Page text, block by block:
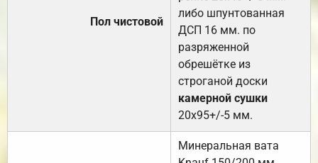
Пол чистовой
либо шпунтованная
ДСП 16 мм. по
разряженной
обрешётке из
строганой доски
камерной сушки
20х95+/-5 мм.
Минеральная вата